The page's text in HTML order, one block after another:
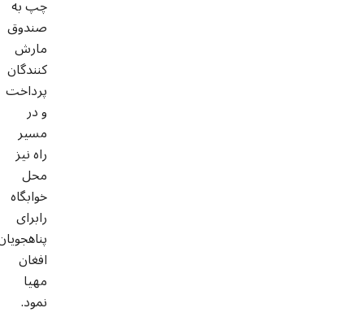
چپ به
صندوق
مارش
کنندگان
پرداخت
و در
مسیر
راه نیز
محل
خوابگاه
رابرای
افغان
مهیا
نمود.